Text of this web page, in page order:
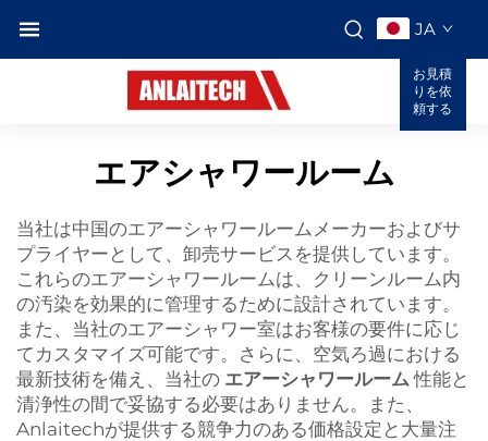
JA
お見積
りを依
頼する
エアシャワールーム
当社は中国のエアーシャワールームメーカーおよびサ
プライヤーとして、卸売サービスを提供しています。
これらのエアーシャワールームは、クリーンルーム内
の汚染を効果的に管理するために設計されています。
また、当社のエアーシャワー室はお客様の要件に応じ
てカスタマイズ可能です。さらに、空気ろ過における
最新技術を備え、当社の エアーシャワールーム性能と
清浄性の間で妥協する必要はありません。また、
Anlaitechが提供する競争力のある価格設定と大量注